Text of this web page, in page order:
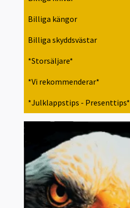
Billiga kängor
Billiga skyddsvästar
*Storsäljare*
*Vi rekommenderar*
*Julklappstips - Presenttips*